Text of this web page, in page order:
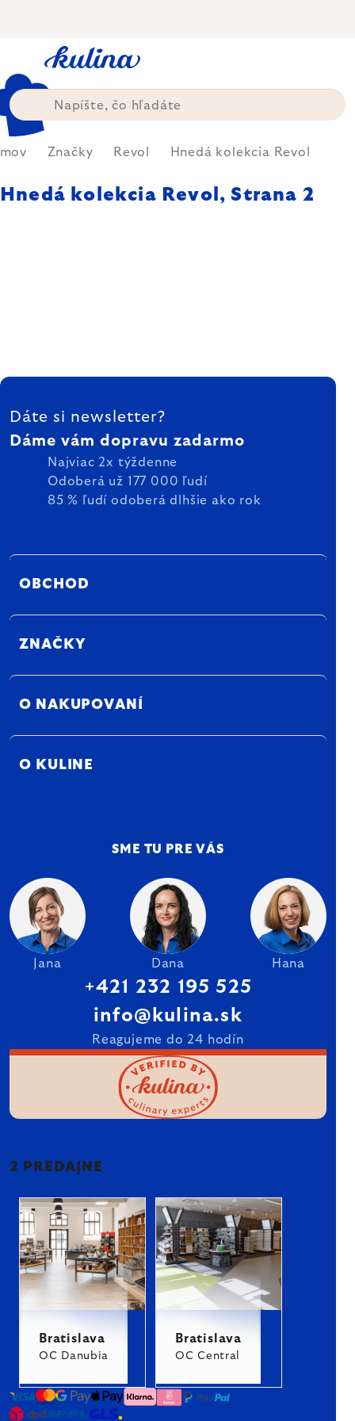
Značky Revol Hnedá kolekcia Revol
Hnedá kolekcia Revol , Strana 2
ZÁPÄTIE
Dáte si newsletter?
Dáme vám dopravu zadarmo
Najviac 2x týždenne
Odoberá už 177 000 ľudí
85 % ľudí odoberá dlhšie ako rok
OBCHOD
ZNAČKY
O NAKUPOVANÍ
O KULINE
SME TU PRE VÁS
Jana Dana Hana
+421 232 195 525
info@kulina.sk
Reagujeme do 24 hodín
2 PREDAJNE
Bratislava
OC Danubia
Bratislava
OC Central